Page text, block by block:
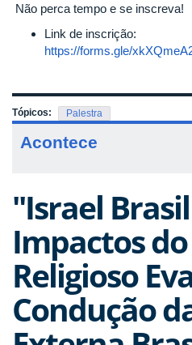
Não perca tempo e se inscreva!
Link de inscrição:
https://forms.gle/
Tópicos: Palestra
Acontece
"Israel
Impactos
Religioso
Condução